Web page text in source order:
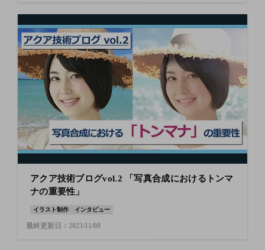
アクア技術ブログvol.2 「写真合成におけるトンマ
ナの重要性」
イラスト制作 インタビュー
最終更新日：2023/11/08